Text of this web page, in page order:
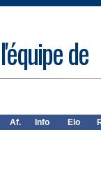
de
Af. Info Elo